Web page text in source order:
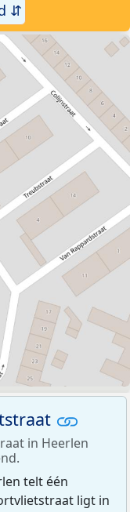
⇵
in Heerlen
telt één
ligt in